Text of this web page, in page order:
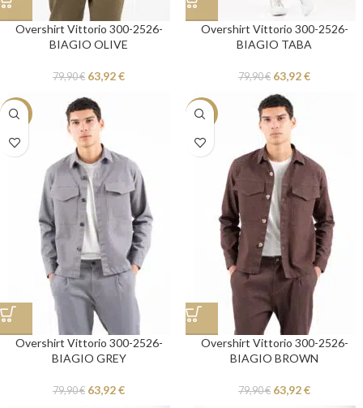
Overshirt Vittorio 300-2526-
BIAGIO OLIVE
79,90€ 63,92€
Overshirt Vittorio 300-2526-
BIAGIO TABA
79,90€ 63,92€
-20%
Overshirt Vittorio 300-2526-
BIAGIO GREY
79,90€ 63,92€
-20%
Overshirt Vittorio 300-2526-
BIAGIO BROWN
79,90€ 63,92€